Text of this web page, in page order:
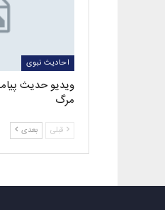
احادیث نبوی
ویدیو حدیث
مرگ
قبلی بعدی